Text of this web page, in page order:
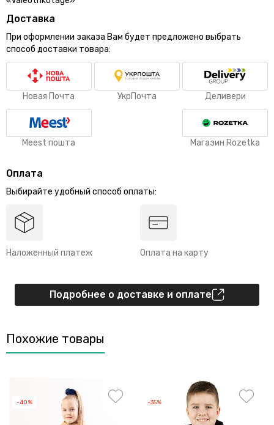
Доставка
При оформлении заказа Вам будет предложено выбрать
способ доставки товара:
Новая Почта УкрПочта Деливери
Meest пошта Магазин Rozetka
Оплата
Выбирайте удобный способ оплаты:
Наложенный платеж Оплата на карту
Подробнее о доставке и оплате
Похожие товары
-40% -35%